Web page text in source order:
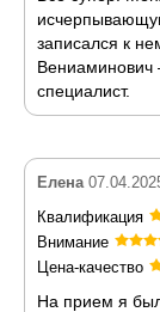
записался к
специалист.
Елена
Квалификация
Внимание
Цена-качество
На прием я